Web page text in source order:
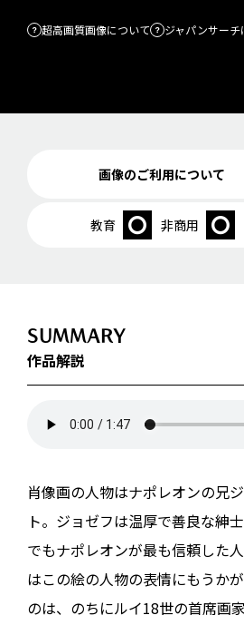
超高画質画像について ジャパンサーチ
画像のご利用について
教育 非商用
SUMMARY
作品解説
肖像画の人物はナポレオンの兄
ト。ジョゼフは温厚で善良な紳
でもナポレオンが最も信頼した
はこの絵の人物の表情にもうか
のは、のちにルイ18世の首席画